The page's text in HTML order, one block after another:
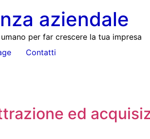
aziendale
per far crescere la tua impresa
Contatti
ed